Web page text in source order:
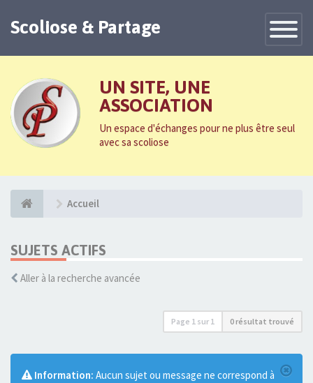
Toggle
Scoliose & Partage
UN SITE, UNE
ASSOCIATION
Un espace d'échanges pour ne plus être seul
avec sa scoliose
Accueil
SUJETS ACTIFS
Aller à la recherche avancée
Page 1 sur 1 0 résultat trouvé
Information: Aucun sujet ou message ne correspond à